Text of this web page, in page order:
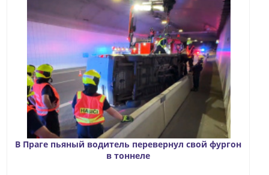
В Праге пьяный водитель перевернул свой фургон
в тоннеле